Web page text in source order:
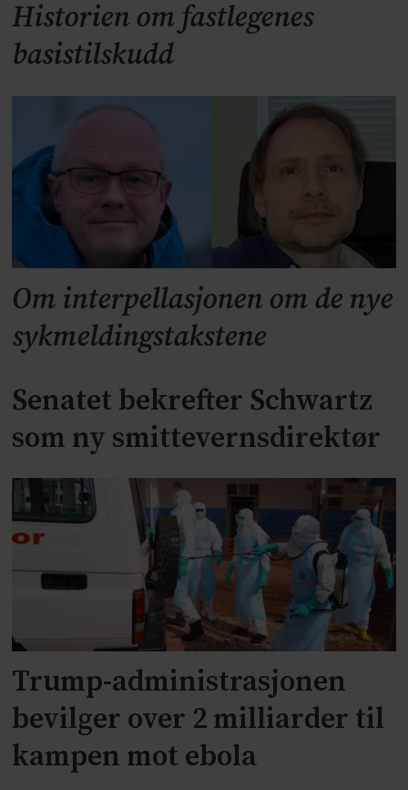
Historien om fastlegenes
basistilskudd
Om interpellasjonen om de nye
sykmeldingstakstene
Senatet bekrefter Schwartz
som ny smittevernsdirektør
Trump-administrasjonen
bevilger over 2 milliarder til
kampen mot ebola